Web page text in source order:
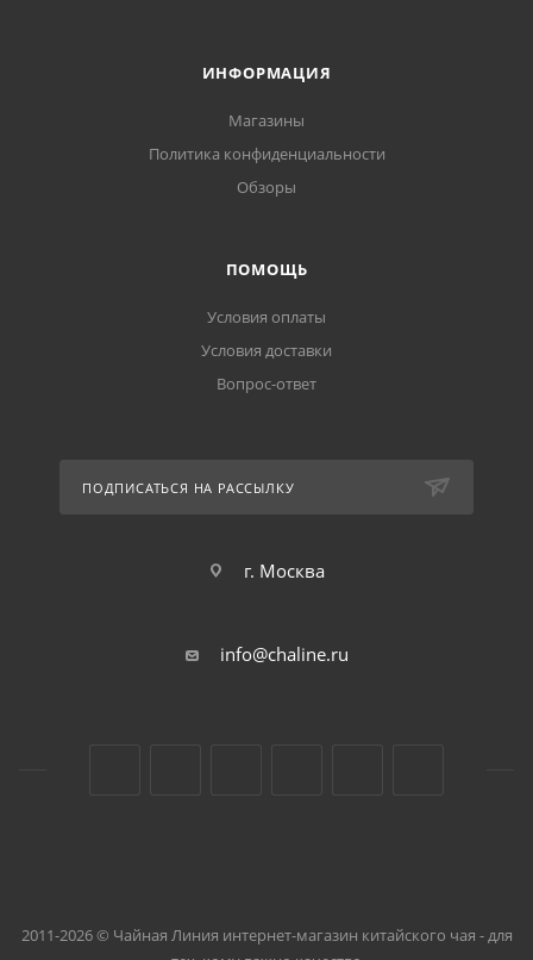
ИНФОРМАЦИЯ
Магазины
Политика конфиденциальности
Обзоры
ПОМОЩЬ
Условия оплаты
Условия доставки
Вопрос-ответ
ПОДПИСАТЬСЯ НА РАССЫЛКУ
г. Москва
info@chaline.ru
2011-2026 © Чайная Линия интернет-магазин китайского чая - для